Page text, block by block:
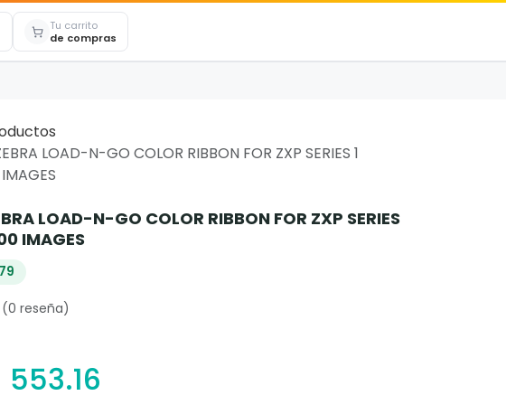
Tu carrito
de compras
LOAD-N-GO COLOR RIBBON FOR ZXP SERIES 1
LOAD-N-GO COLOR RIBBON FOR ZXP SERIES
IMAGES
(0 reseña)
553.16